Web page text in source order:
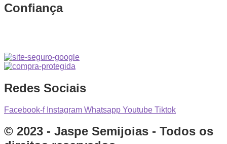
Confiança
Redes Sociais
Facebook-f Instagram Whatsapp Youtube Tiktok
© 2023 - Jaspe Semijoias - Todos os